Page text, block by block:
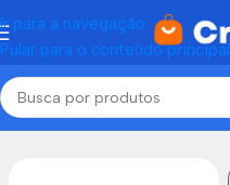
Ir para a navegação
Pular para o conteúdo principal
Início Sandálias